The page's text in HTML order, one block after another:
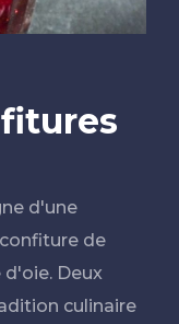
d'une
de
Deux
culinaire